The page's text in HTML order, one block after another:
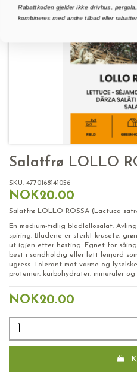
Salatfrø LOLLO
SKU: 4770168141056
NOK20.00
Salatfrø LOLLO ROSSA (Lactuca
En medium-tidlig bladlollosalat.
spiring. Bladene er sterkt krusete,
ut igjen etter høsting. Egnet for
best i sandholdig eller lett leirjord
ugress. Tolerant mot varme og
proteiner, karbohydrater, mineraler og
NOK20.00
Rabattkoden gjelder ikke drivhus,
kombineres med andre tilbud eller